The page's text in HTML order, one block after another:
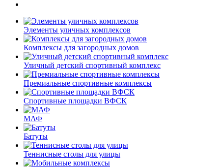
Элементы уличных комплексов
Комплексы для загородных домов
Уличный детский спортивный комплекс
Премиальные спортивные комплексы
Спортивные площадки ВФСК
МАФ
Батуты
Теннисные столы для улицы